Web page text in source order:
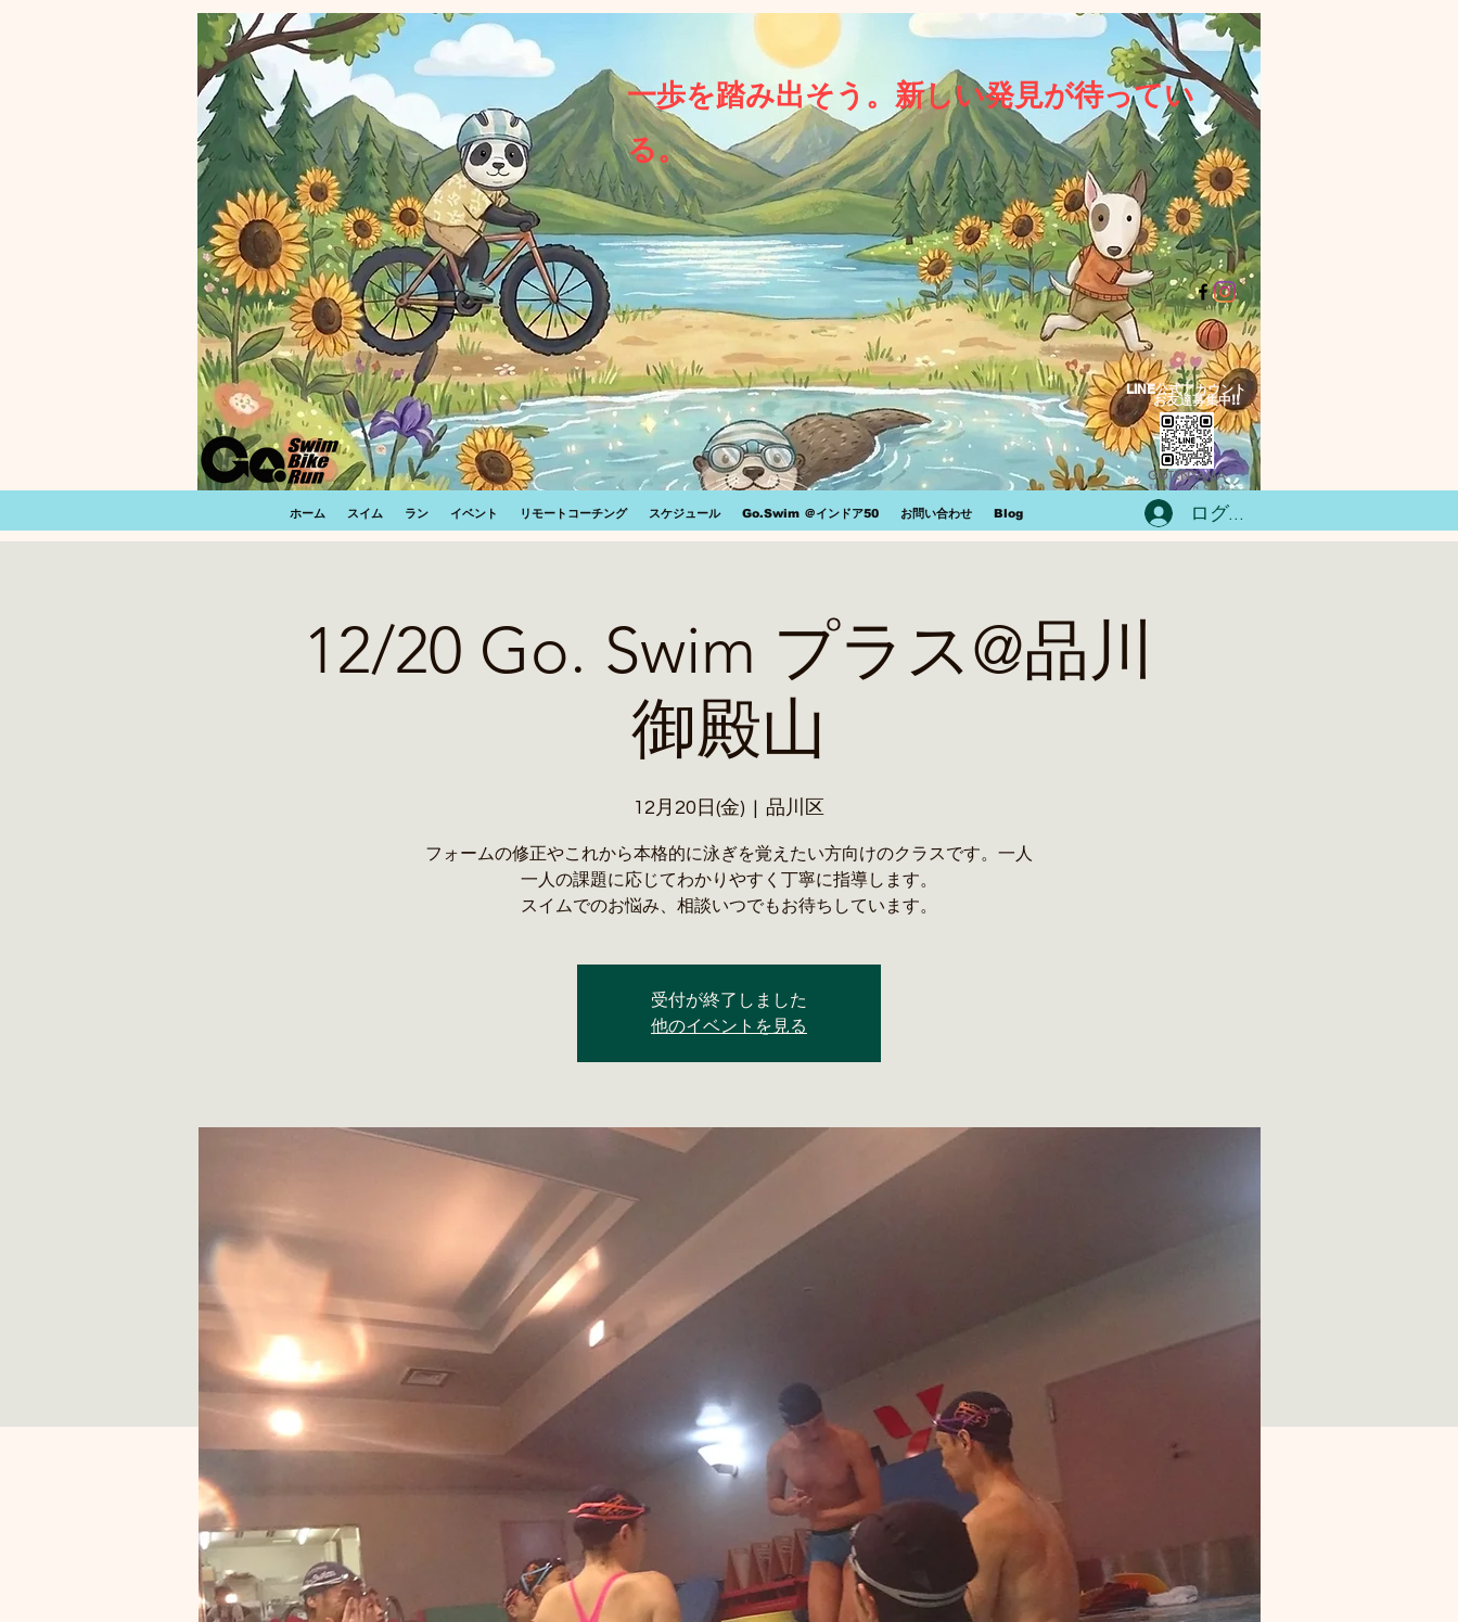
一歩を踏み出そう。新しい発見が待ってい
る。
LINE公式アカウント​
お友達募集中!!
ホーム スイム ラン イベント リモートコーチング スケジュール Go.Swim ＠インドア50 お問い合わせ Blog ログイン
12/20 Go. Swim プラス@品川
御殿山
12月20日(金)
  |
品川区
フォームの修正やこれから本格的に泳ぎを覚えたい方向けのクラスです。一人
一人の課題に応じてわかりやすく丁寧に指導します。
スイムでのお悩み、相談いつでもお待ちしています。
受付が終了しました
他のイベントを見る